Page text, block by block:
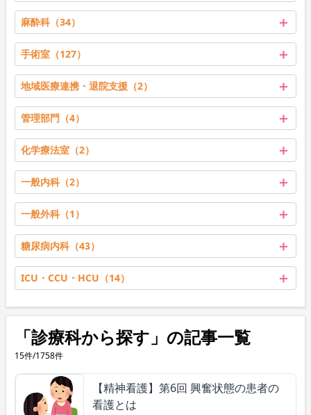
麻酔科（34） ＋
手術室（127） ＋
地域医療連携・退院支援（2） ＋
管理部門（4） ＋
化学療法室（2） ＋
一般内科（2） ＋
一般外科（1） ＋
糖尿病内科（43） ＋
ICU・CCU・HCU（14） ＋
「診療科から探す」の記事一覧
15件/1758件
【精神看護】第6回 興奮状態の患者の
看護とは